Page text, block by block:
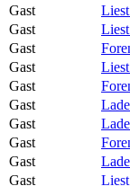
Gast
Gast
Gast
Gast
Gast
Gast
Gast
Gast
Gast
Gast